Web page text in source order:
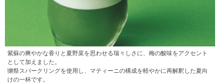
紫蘇の爽やかな香りと夏野菜を思わせる瑞々しさに、梅の酸味をアクセント
として加えました。
獺祭スパークリングを使用し、マティーニの構成を軽やかに再解釈した夏向
けの一杯です。